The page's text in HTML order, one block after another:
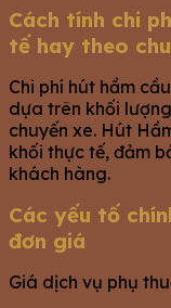
Cách tính chi
tế hay theo
Chi phí hút hầm
dựa trên khối
chuyến xe. Hút
khối thực tế, đảm
khách hàng.
Các yếu tố
đơn giá
Giá dịch vụ phụ